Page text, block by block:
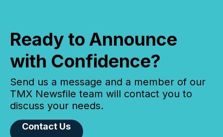
Ready to Announce
with Confidence?
Send us a message and a member of our
TMX Newsfile team will contact you to
discuss your needs.
Contact Us